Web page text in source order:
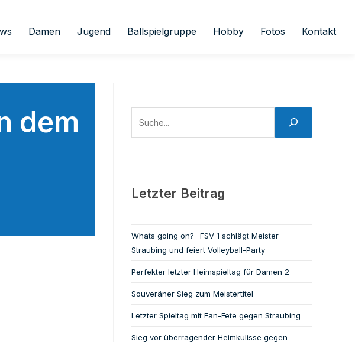
Damen Jugend Ballspielgruppe Hobby Fotos Kontakt
dem
Letzter Beitrag
Whats going on?- FSV 1 schlägt Meister
Straubing und feiert Volleyball-Party
Perfekter letzter Heimspieltag für Damen 2
Souveräner Sieg zum Meistertitel
Letzter Spieltag mit Fan-Fete gegen Straubing
Sieg vor überragender Heimkulisse gegen